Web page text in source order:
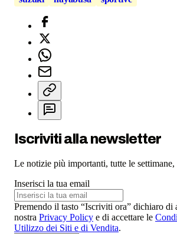
Iscriviti alla newsletter
Le notizie più importanti, tutte le
Inserisci la tua email
Premendo il tasto “Iscriviti ora” dichiaro di
nostra Privacy Policy e di accettare le
Utilizzo dei Siti e di Vendita.